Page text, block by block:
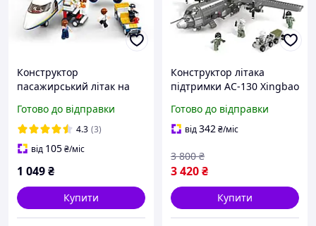
Конструктор
пасажирський літак на
машинки
Готово до відправки
4.3 (3)
від 105₴/міс
1 049₴
Купити
Конструктор літака
підтримки AC-130 Xingbao
Готово до відправки
від342₴/міс
3 420₴
3 800 ₴
Купити